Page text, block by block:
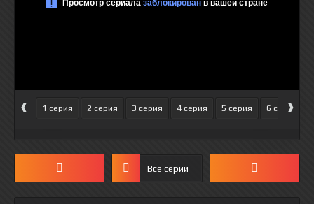
‹ 1 серия 2 серия 3 серия 4 серия 5 серия 6 серия
›
Все серии